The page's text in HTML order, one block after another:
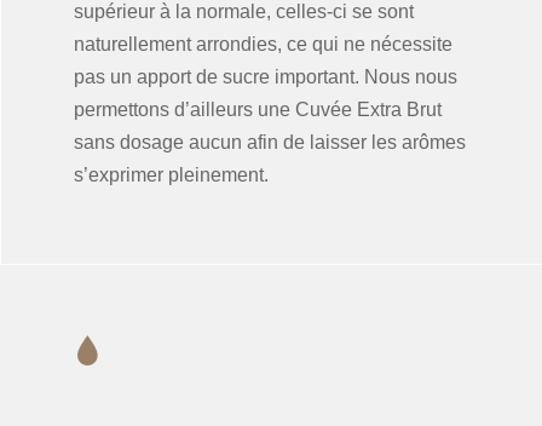
supérieur à la normale, celles-ci se sont
naturellement arrondies, ce qui ne nécessite
pas un apport de sucre important. Nous nous
permettons d’ailleurs une Cuvée Extra Brut
sans dosage aucun afin de laisser les arômes
s’exprimer pleinement.